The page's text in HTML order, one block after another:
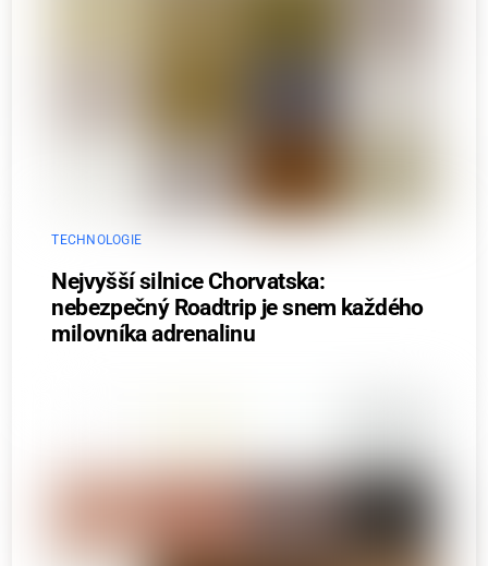
TECHNOLOGIE
Nejvyšší silnice Chorvatska:
nebezpečný Roadtrip je snem každého
milovníka adrenalinu